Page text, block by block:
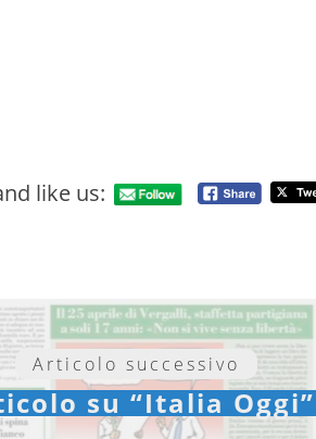
like us:
Articolo successivo
su “Italia Oggi”